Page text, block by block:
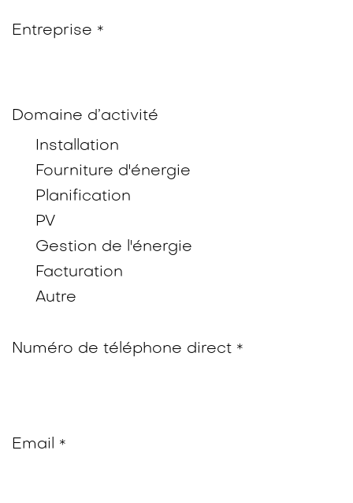
Entreprise *
Domaine d’activité
Installation
Fourniture d'énergie
Planification
PV
Gestion de l'énergie
Facturation
Autre
Numéro de téléphone direct *
Email *